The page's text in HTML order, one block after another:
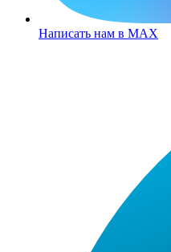
Написать нам в MAX